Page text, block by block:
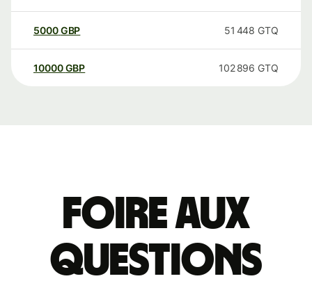
5000GBP 51 448 GTQ
10000 GBP 102 896 GTQ
Foire aux
questions